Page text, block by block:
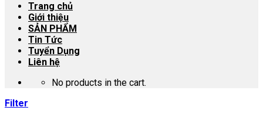
Trang chủ
Giới thiệu
SẢN PHẨM
Tin Tức
Tuyển Dụng
Liên hệ
No products in the cart.
Filter